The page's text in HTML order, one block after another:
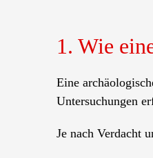
1. Wie
Eine
Untersuchungen
Je nach Verdacht